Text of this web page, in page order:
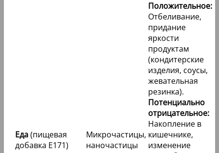
Еда(пищевая
добавка E171)
Микрочастицы,
наночастицы
Положительное:
Отбеливание,
придание
яркости
продуктам
(кондитерские
изделия, соусы,
жевательная
резинка).
Потенциально
отрицательное:
Накопление в
кишечнике,
изменение